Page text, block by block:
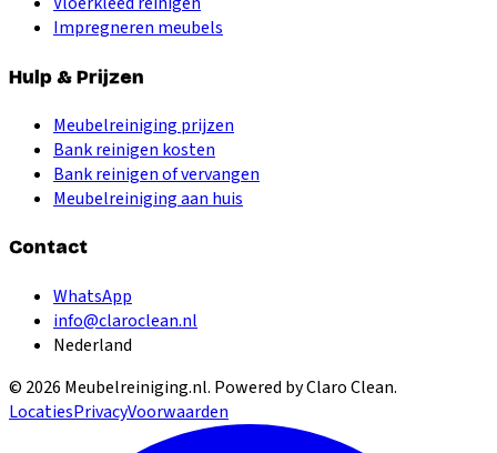
Impregneren meubels
Hulp & Prijzen
Meubelreiniging prijzen
Bank reinigen kosten
Bank reinigen of vervangen
Meubelreiniging aan huis
Contact
WhatsApp
info@claroclean.nl
Nederland
© 2026 Meubelreiniging.nl. Powered by Claro Clean.
LocatiesPrivacyVoorwaarden